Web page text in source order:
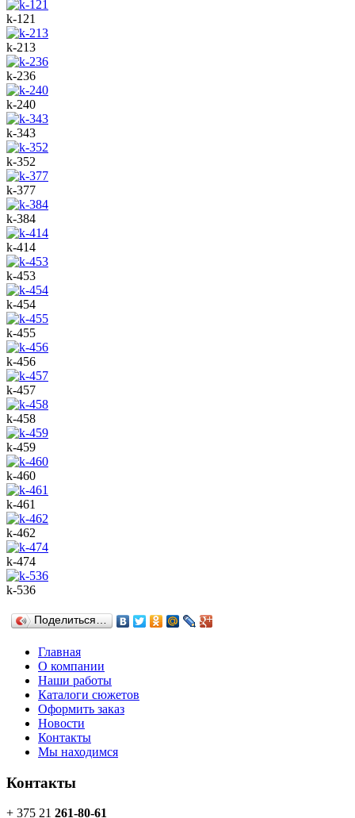
k-121
k-213
k-236
k-240
k-343
k-352
k-377
k-384
k-414
k-453
k-454
k-455
k-456
k-457
k-458
k-459
k-460
k-461
k-462
k-474
k-536
Поделиться…
Главная
О компании
Наши работы
Каталоги сюжетов
Оформить заказ
Новости
Контакты
Мы находимся
Контакты
+ 375 21 261-80-61